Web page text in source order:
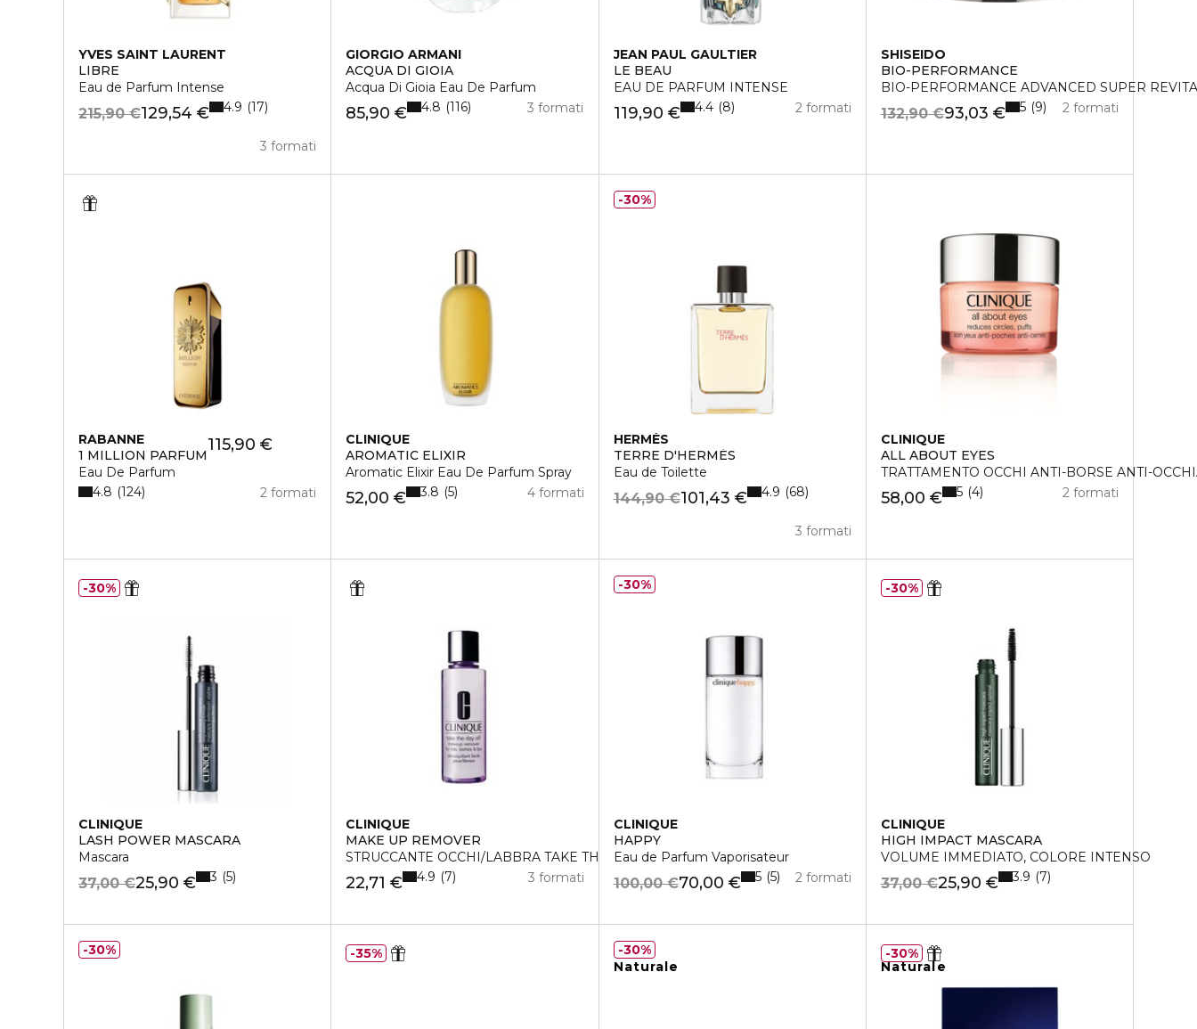
YVES SAINT LAURENT
LIBRE
Eau de Parfum Intense
129,54 €
215,90 €
3 formati
4.9 17
GIORGIO ARMANI
ACQUA DI GIOIA
Acqua Di Gioia Eau De Parfum
85,90 € 3 formati
4.8 116
JEAN PAUL GAULTIER
LE BEAU
EAU DE PARFUM INTENSE
119,90 € 2 formati
4.4 8
SHISEIDO
BIO-PERFORMANCE
BIO-PERFORMANCE ADVANCED SUPER
93,03 €
132,90 € 2 formati
5 9
RABANNE
1 MILLION PARFUM
Eau De Parfum
115,90 €
2 formati
4.8 124
CLINIQUE
AROMATIC ELIXIR
Aromatic Elixir Eau De Parfum Spray
52,00 € 4 formati
3.8 5
HERMÈS
TERRE D'HERMÈS
Eau de Toilette
101,43 €
144,90 €
3 formati
4.9 68
30%
CLINIQUE
ALL ABOUT EYES
TRATTAMENTO OCCHI ANTI-BORSE ANTI-
58,00 € 2 formati
5 4
CLINIQUE
LASH POWER MASCARA
Mascara
25,90 €
37,00 € 3 5
30%
CLINIQUE
MAKE UP REMOVER
STRUCCANTE OCCHI/LABBRA TAKE THE DAY OFF
22,71 € 3 formati
4.9 7
CLINIQUE
HAPPY
Eau de Parfum Vaporisateur
70,00 €
100,00 € 2 formati
5 5
30%
CLINIQUE
HIGH IMPACT MASCARA
VOLUME IMMEDIATO, COLORE INTENSO
25,90 €
37,00 € 3.9 7
30%
30%
35%
Naturale
30%
Naturale
30%